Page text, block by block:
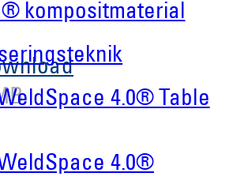
kompositmaterial
4.0® Table
4.0®